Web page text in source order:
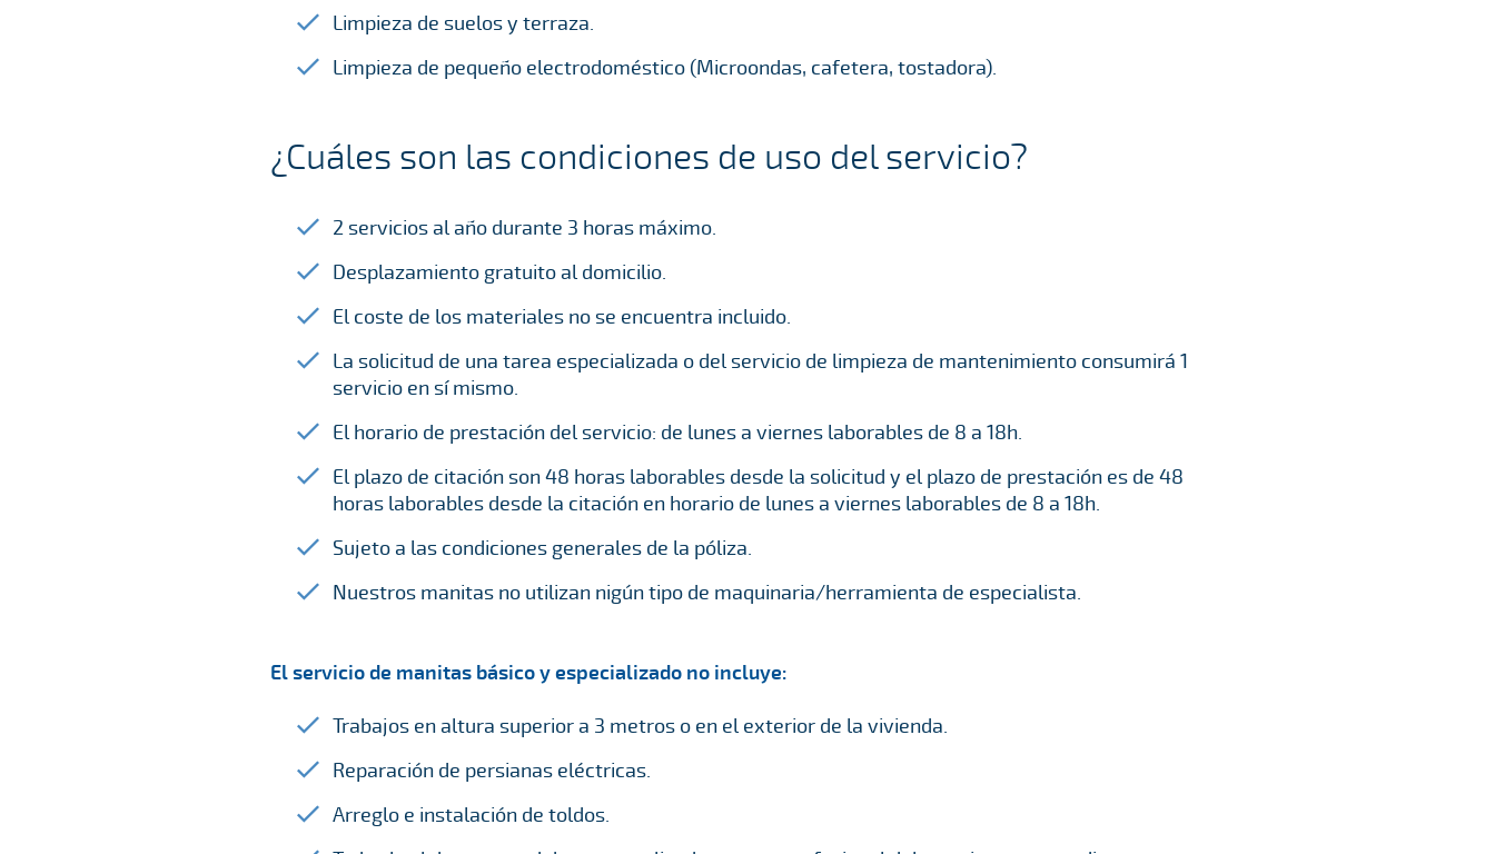
Limpieza de suelos y terraza.
Limpieza de pequeño electrodoméstico (Microondas, cafetera, tostadora).
¿Cuáles son las condiciones de uso del servicio?
2 servicios al año durante 3 horas máximo.
Desplazamiento gratuito al domicilio.
El coste de los materiales no se encuentra incluido.
La solicitud de una tarea especializada o del servicio de limpieza de mantenimiento consumirá 1
servicio en sí mismo.
El horario de prestación del servicio: de lunes a viernes laborables de 8 a 18h.
El plazo de citación son 48 horas laborables desde la solicitud y el plazo de prestación es de 48
horas laborables desde la citación en horario de lunes a viernes laborables de 8 a 18h.
Sujeto a las condiciones generales de la póliza.
Nuestros manitas no utilizan nigún tipo de maquinaria/herramienta de especialista.
El servicio de manitas básico y especializado no incluye:
Trabajos en altura superior a 3 metros o en el exterior de la vivienda.
Reparación de persianas eléctricas.
Arreglo e instalación de toldos.